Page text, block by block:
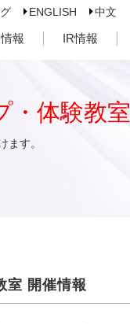
ENGLISH 中文
報 IR情報
・体験教室
ます。
室 開催情報